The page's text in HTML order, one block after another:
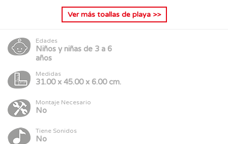
Ver más toallas de playa>>
Edades
Niños y niñas de 3 a 6
años
Medidas
31.00 x 45.00 x 6.00 cm.
Montaje Necesario
No
Tiene Sonidos
No